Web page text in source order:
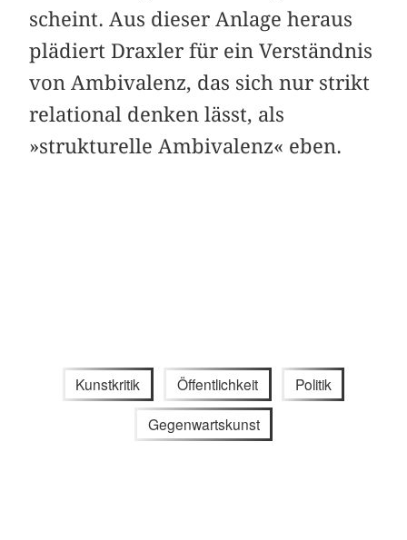
scheint. Aus dieser Anlage heraus
plädiert Draxler für ein Verständnis
von Ambivalenz, das sich nur strikt
relational denken lässt, als
»strukturelle Ambivalenz« eben.
Kunstkritik Öffentlichkeit Politik
Gegenwartskunst